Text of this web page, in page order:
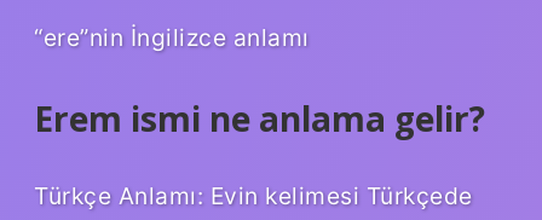
“ere”nin İngilizce anlamı
Erem ismi ne anlama gelir?
Türkçe Anlamı: Evin kelimesi Türkçede